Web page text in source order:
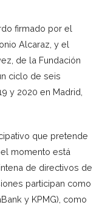
firmado por el
Alcaraz, y el
de la Fundación
ciclo de seis
y 2020 en Madrid,
que pretende
momento está
de directivos de
participan como
y KPMG), como